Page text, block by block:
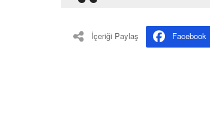
İçeriği Paylaş Facebook